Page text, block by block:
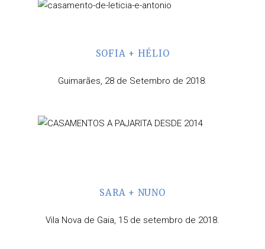
SOFIA + HÉLIO
Guimarães, 28 de Setembro de 2018.
SARA + NUNO
Vila Nova de Gaia, 15 de setembro de 2018.